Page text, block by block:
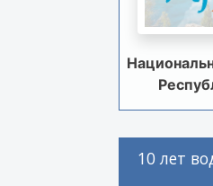
10 лет